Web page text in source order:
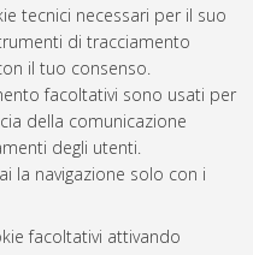
tecnici necessari per il suo
di tracciamento
il tuo consenso.
facoltativi sono usati per
della comunicazione
degli utenti.
la navigazione solo con i
facoltativi attivando